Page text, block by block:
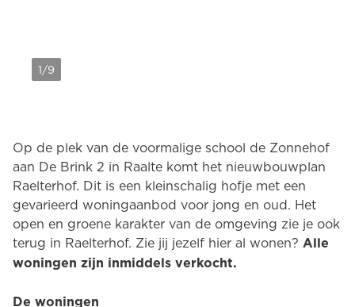
1/9
Op de plek van de voormalige school de Zonnehof
aan De Brink 2 in Raalte komt het nieuwbouwplan
Raelterhof. Dit is een kleinschalig hofje met een
gevarieerd woningaanbod voor jong en oud. Het
open en groene karakter van de omgeving zie je ook
terug in Raelterhof. Zie jij jezelf hier al wonen? Alle
woningen zijn inmiddels verkocht.
De woningen